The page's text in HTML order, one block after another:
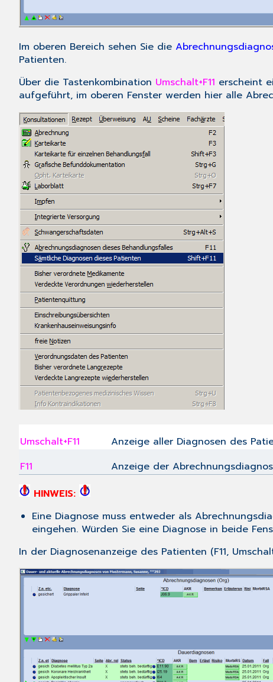
Im oberen Bereich sehen Sie die
Patienten.
Über die Tastenkombination Umschalt+F11 erscheint
aufgeführt, im oberen Fenster werden hier alle
Umschalt+F11
Anzeige aller Diagnosen des
F11
Anzeige der
HINWEIS:
Eine Diagnose muss entweder als
eingehen.Würden Sie eine Diagnose in beide
In der Diagnosenanzeige des Patienten (F11,